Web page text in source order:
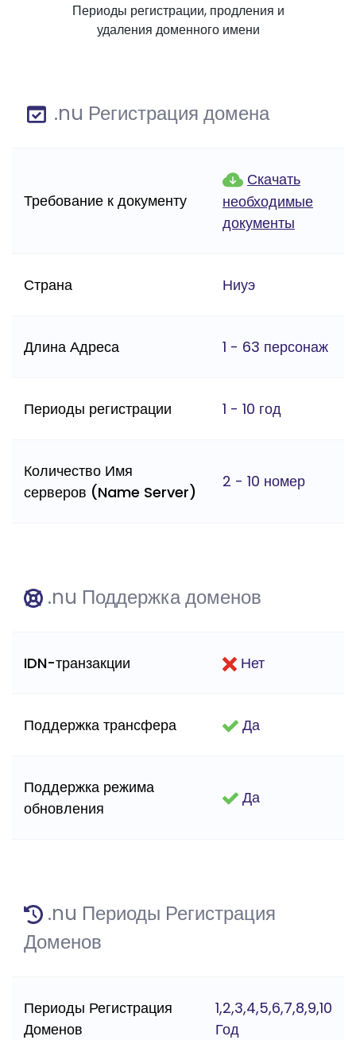
Периоды регистрации, продления и
удаления доменного имени
.nu Регистрация домена
Требование к документу
Скачать
необходимые
документы
Страна Ниуэ
Длина Адреса 1 - 63 персонаж
Периоды регистрации 1 - 10 год
Количество Имя
серверов (Name Server)
2 - 10 номер
.nu Поддержка доменов
IDN-транзакции Нет
Поддержка трансфера Да
Поддержка режима
обновления
Да
.nu Периоды Регистрация
Доменов
Периоды Регистрация
Доменов
1,2,3,4,5,6,7,8,9,10
Год